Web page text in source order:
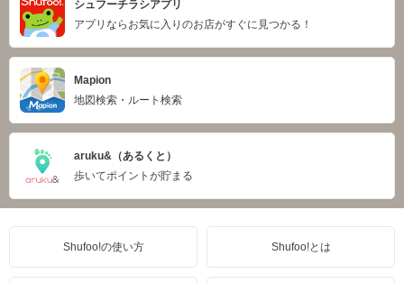
シュフーチラシアプリ
アプリならお気に入りのお店がすぐに見つかる！
Mapion
地図検索・ルート検索
aruku&（あるくと）
歩いてポイントが貯まる
Shufoo!の使い方 Shufoo!とは